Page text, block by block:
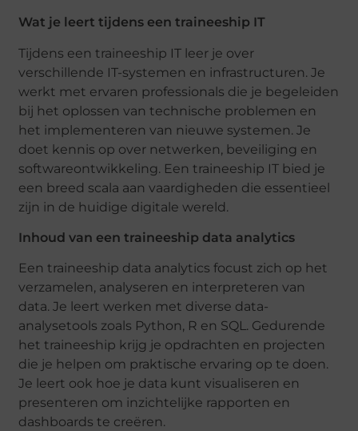
Wat je leert tijdens een traineeship IT
Tijdens een traineeship IT leer je over
verschillende IT-systemen en infrastructuren. Je
werkt met ervaren professionals die je begeleiden
bij het oplossen van technische problemen en
het implementeren van nieuwe systemen. Je
doet kennis op over netwerken, beveiliging en
softwareontwikkeling. Een traineeship IT bied je
een breed scala aan vaardigheden die essentieel
zijn in de huidige digitale wereld.
Inhoud van een traineeship data analytics
Een traineeship data analytics focust zich op het
verzamelen, analyseren en interpreteren van
data. Je leert werken met diverse data-
analysetools zoals Python, R en SQL. Gedurende
het traineeship krijg je opdrachten en projecten
die je helpen om praktische ervaring op te doen.
Je leert ook hoe je data kunt visualiseren en
presenteren om inzichtelijke rapporten en
dashboards te creëren.